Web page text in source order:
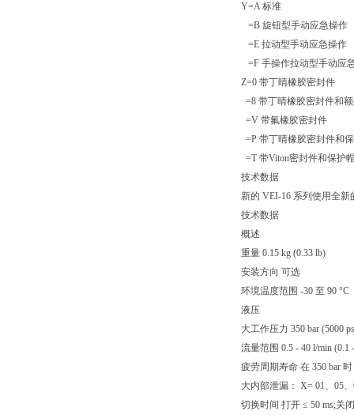
Y=A 标准
=B 旋钮型手动应急操作
=E 拉动型手动应急操作
=F 手操作拉动型手动应
Z=0 带丁晴橡胶密封件
=8 带丁晴橡胶密封件和
=V 带氟橡胶密封件
=P 带丁晴橡胶密封件和
=T 带Viton密封件和保护
技术数据
新的 VEI-16 系列使用全
技术数据
概述
重量 0.15 kg (0.33 lb)
安装方向 可选
环境温度范围 -30 至 90 °C
液压
大工作压力 350 bar (5000
流量范围 0.5 - 40 l/min (0.1
疲劳周期寿命 在 350 bar
大内部泄漏： X= 01、05
切换时间 打开 ≤ 50 ms;关